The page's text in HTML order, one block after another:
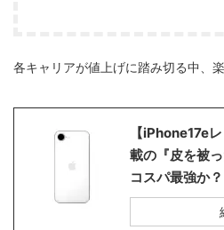
各キャリアが値上げに踏み切る中、
【iPhone17e
載の『皮を被
コスパ最強か？